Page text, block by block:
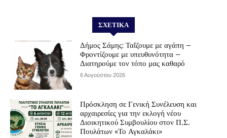
ΣΧΕΤΙΚΆ
Δήμος Σάμης: Ταΐζουμε με αγάπη –
Φροντίζουμε με υπευθυνότητα –
Διατηρούμε τον τόπο μας καθαρό
6 Αυγούστου 2026
Πρόσκληση σε Γενική Συνέλευση και
αρχαιρεσίες για την εκλογή νέου
Διοικητικού Συμβουλίου στον Π.Σ.
Πουλάτων «Το Αγκαλάκι»